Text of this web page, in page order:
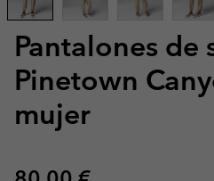
Pantalones de
Pinetown
mujer